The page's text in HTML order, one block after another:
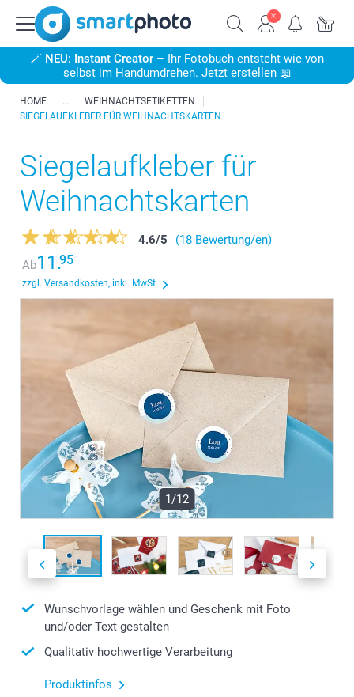
🪄 NEU: Instant Creator – Ihr Fotobuch entsteht wie von
selbst im Handumdrehen. Jetzt erstellen 📖
HOME
WEIHNACHTSETIKETTEN
SIEGELAUFKLEBER FÜR WEIHNACHTSKARTEN
Siegelaufkleber für
Weihnachtskarten
4.6/5
(18 Bewertung/en)
Ab11.95
zzgl. Versandkosten, inkl. MwSt
1/12
Wunschvorlage wählen und Geschenk mit Foto
und/oder Text gestalten
Qualitativ hochwertige Verarbeitung
Produktinfos